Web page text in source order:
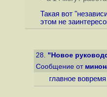
Такая вот
этом не
28. "Новое
Сообщение от
главное